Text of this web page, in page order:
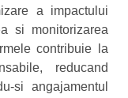
a impactului
si monitorizarea
contribuie la
reducand
si angajamentul